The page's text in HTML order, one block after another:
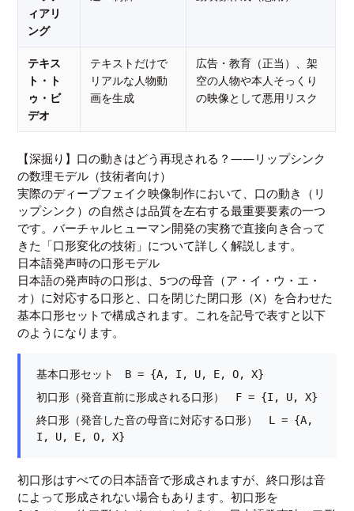
ィアリ
ング
テキス
ト・ト
ゥ・ビ
デオ
テキストだけで
リアルな人物動
画を生成
広告・教育（正当）、架
空の人物や本人そっくり
の映像として悪用リスク
【深掘り】口の動きはどう再現される？——リップシンク
の数理モデル（技術者向け）
実際のディープフェイク映像制作において、口の動き（リ
ップシンク）の自然さは品質を左右する最重要要素の一つ
です。バーチャルヒューマン開発の実務で直接向き合って
きた「口形変化の技術」について詳しく解説します。
日本語発声時の口形モデル
日本語の発声時の口形は、5つの母音（ア・イ・ウ・エ・
オ）に対応する口形と、口を閉じた閉口形（X）を合わせた
基本口形セットで構成されます。これを記号で表すと以下
のようになります。
基本口形セット B = {A, I, U, E, O, X}
初口形（発音直前に形成される口形） F = {I, U, X}
終口形（発音した音の母音に対応する口形） L = {A,
I, U, E, O, X}
初口形はすべての日本語音で形成されますが、終口形は音
によって形成されない場合もあります。初口形を